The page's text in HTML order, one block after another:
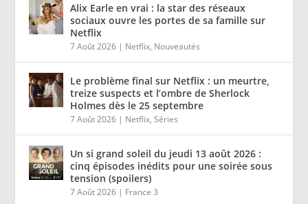
Alix Earle en vrai : la star des réseaux
sociaux ouvre les portes de sa famille sur
Netflix
7 Août 2026 | Netflix, Nouveautés
Le problème final sur Netflix : un meurtre,
treize suspects et l’ombre de Sherlock
Holmes dès le 25 septembre
7 Août 2026 | Netflix,Séries
Un si grand soleil du jeudi 13 août 2026 :
cinq épisodes inédits pour une soirée sous
tension (spoilers)
7 Août 2026 | France 3